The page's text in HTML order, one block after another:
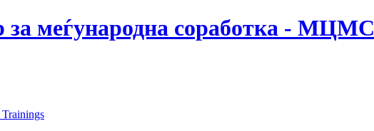
за меѓународна соработка - МЦМС